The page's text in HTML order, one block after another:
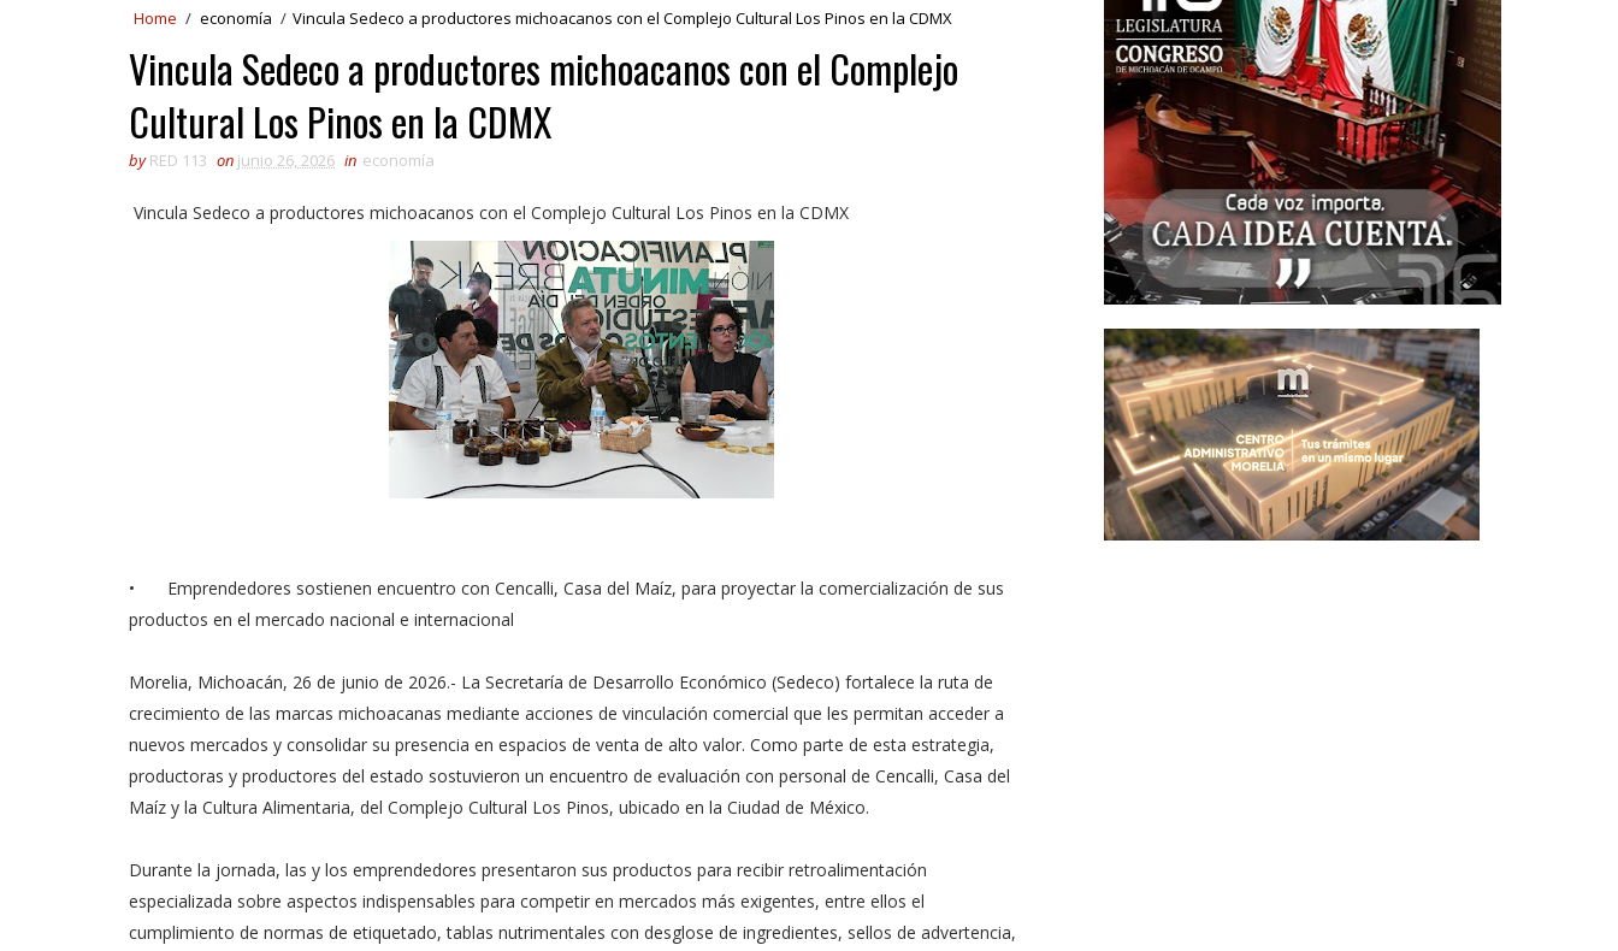
Home / economía / Vincula Sedeco a productores michoacanos con el Complejo Cultural Los Pinos en la CDMX
Vincula Sedeco a productores michoacanos con el Complejo
Cultural Los Pinos en la CDMX
by RED 113 on junio 26, 2026 in economía
Vincula Sedeco a productores michoacanos con el Complejo Cultural Los Pinos en la CDMX
•
Emprendedores sostienen encuentro con Cencalli, Casa del Maíz, para proyectar la comercialización de sus
productos en el mercado nacional e internacional
Morelia, Michoacán, 26 de junio de 2026.- La Secretaría de Desarrollo Económico (Sedeco) fortalece la ruta de
crecimiento de las marcas michoacanas mediante acciones de vinculación comercial que les permitan acceder a
nuevos mercados y consolidar su presencia en espacios de venta de alto valor. Como parte de esta estrategia,
productoras y productores del estado sostuvieron un encuentro de evaluación con personal de Cencalli, Casa del
Maíz y la Cultura Alimentaria, del Complejo Cultural Los Pinos, ubicado en la Ciudad de México.
Durante la jornada, las y los emprendedores presentaron sus productos para recibir retroalimentación
especializada sobre aspectos indispensables para competir en mercados más exigentes, entre ellos el
cumplimiento de normas de etiquetado, tablas nutrimentales con desglose de ingredientes, sellos de advertencia,